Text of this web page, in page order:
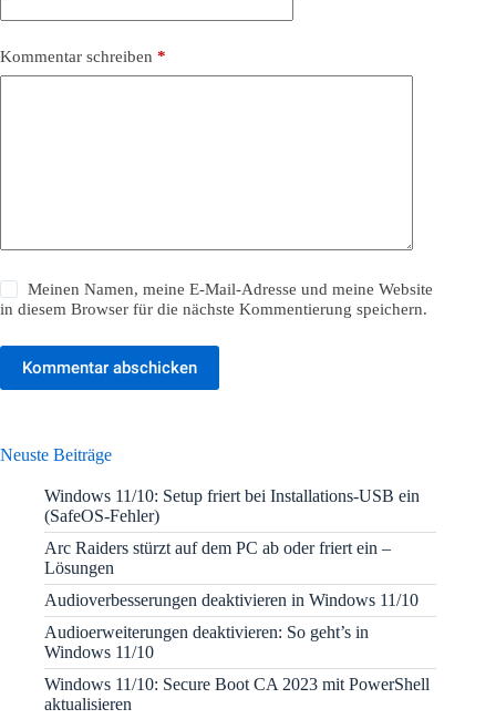
Kommentar schreiben *
Meinen Namen, meine E-Mail-Adresse und meine Website
in diesem Browser für die nächste Kommentierung speichern.
Kommentar abschicken
Neuste Beiträge
Windows 11/10: Setup friert bei Installations-USB ein
(SafeOS-Fehler)
Arc Raiders stürzt auf dem PC ab oder friert ein –
Lösungen
Audioverbesserungen deaktivieren in Windows 11/10
Audioerweiterungen deaktivieren: So geht’s in
Windows 11/10
Windows 11/10: Secure Boot CA 2023 mit PowerShell
aktualisieren